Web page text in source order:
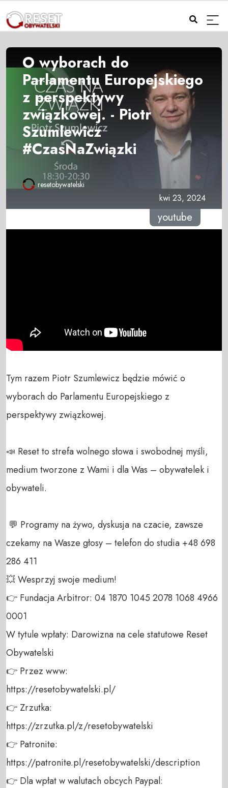
O wyborach do
Parlamentu Europejskiego
z perspektywy
związkowej. - Piotr
Szumlewicz
#CzasNaZwiązki
resetobywatelski
kwi 23, 2024
youtube
Tym razem Piotr Szumlewicz będzie mówić o
wyborach do Parlamentu Europejskiego z
perspektywy związkowej.
📣 Reset to strefa wolnego słowa i swobodnej myśli,
medium tworzone z Wami i dla Was – obywatelek i
obywateli.
czekamy na Wasze głosy – telefon do studia +48 698
286 411
💥 Wesprzyj swoje medium!
👉 Fundacja Arbitror: 04 1870 1045 2078 1068 4966
0001
W tytule wpłaty: Darowizna na cele statutowe Reset
Obywatelski
👉 Przez www:
https://resetobywatelski.pl/
👉 Zrzutka:
https://zrzutka.pl/z/resetobywatelski
👉 Patronite:
https://patronite.pl/resetobywatelski/description
👉 Dla wpłat w walutach obcych Paypal: